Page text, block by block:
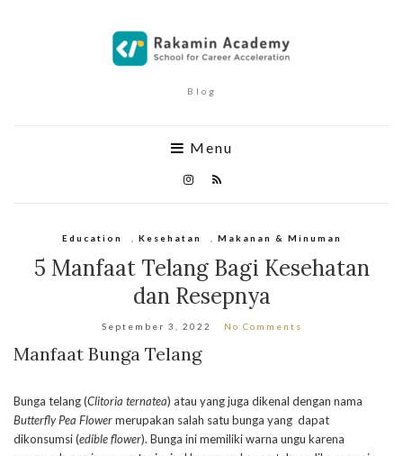
Blog
Menu
Education Kesehatan Makanan & Minuman
5 Manfaat Telang Bagi Kesehatan
dan Resepnya
September 3, 2022 No Comments
Manfaat Bunga Telang
Bunga telang (Clitoria ternatea) atau yang juga dikenal dengan nama
Butterfly Pea Flowermerupakan salah satu bunga yang dapat
dikonsumsi (edible flower). Bunga ini memiliki warna ungu karena